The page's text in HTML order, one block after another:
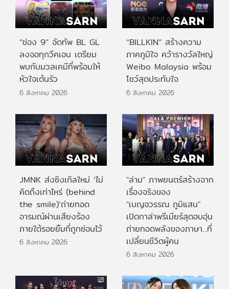
“ช่อง 9” จัดทัพ BL GL
ลงจอทุกวีคเอน เตรียม
พบกับมวลเคมีที่พร้อมให้
หัวใจเต้นรัว
6 สิงหาคม 2026
“BILLKIN” สร้างความ
ภาคภูมิใจ คว้ารางวัลใหญ่
Weibo Malaysia พร้อม
โชว์สุดประทับใจ
6 สิงหาคม 2026
JMNK ส่งซิงเกิลใหม่ ‘ไม่
คิดถึงเท่าไหร่ (behind
the smile)’ถ่ายทอด
อารมณ์ผ่านเสียงร้อง
ภายใต้รอยยิ้มที่ถูกซ่อนไว้
6 สิงหาคม 2026
"ล่าม" ภาพยนตร์สร้างจาก
เรื่องจริงของ
"เบญจวรรณ ภูมิแสน"
เปิดกาล่าพรีเมียร์สุดอบอุ่น
ถ่ายทอดพลังของภาษา...ที่
เปลี่ยนชีวิตผู้คน
6 สิงหาคม 2026